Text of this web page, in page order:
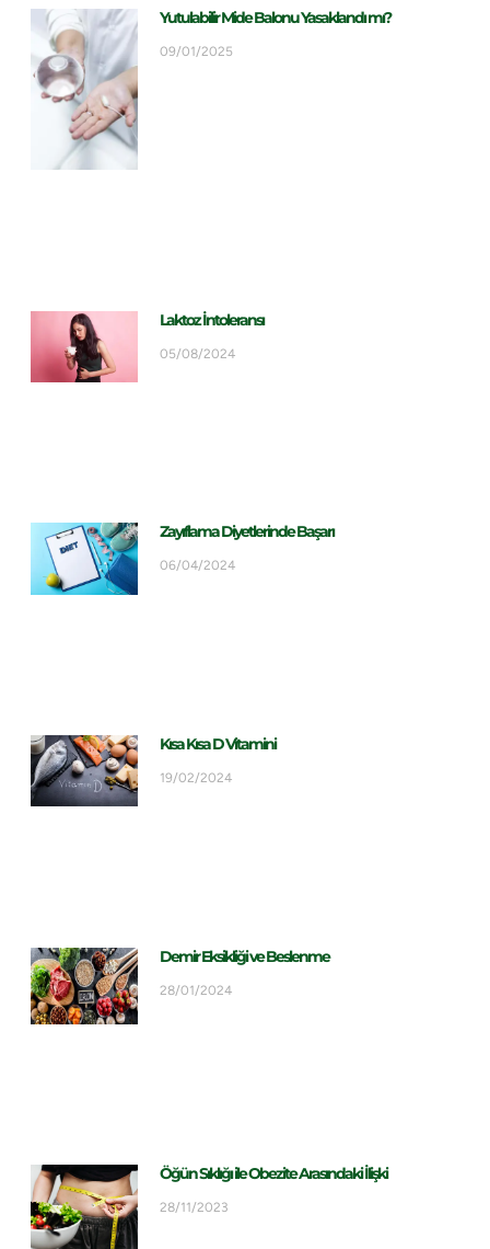
Yutulabilir Mide Balonu Yasaklandı mı?
09/01/2025
Laktoz İntoleransı
05/08/2024
Zayıflama Diyetlerinde Başarı
06/04/2024
Kısa Kısa D Vitamini
19/02/2024
Demir Eksikliği ve Beslenme
28/01/2024
Öğün Sıklığı ile Obezite Arasındaki İlişki
28/11/2023